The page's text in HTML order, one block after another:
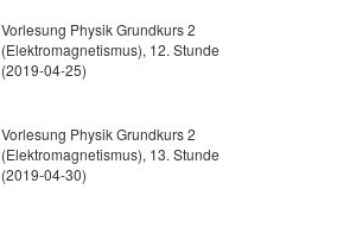
Vorlesung Physik Grundkurs 2
(Elektromagnetismus), 12. Stunde
(2019-04-25)
Vorlesung Physik Grundkurs 2
(Elektromagnetismus), 13. Stunde
(2019-04-30)